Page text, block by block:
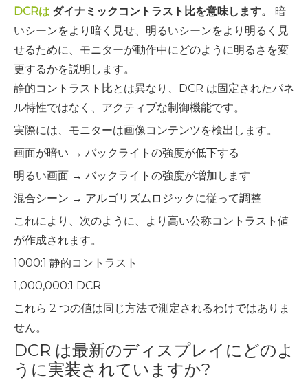
DCRは ダイナミックコントラスト比を意味します。
暗
いシーンをより暗く見せ、明るいシーンをより明るく見
せるために、モニターが動作中にどのように明るさを変
更するかを説明します。
静的コントラスト比とは異なり、DCR は固定されたパネ
ル特性ではなく、アクティブな制御機能です。
実際には、モニターは画像コンテンツを検出します。
画面が暗い → バックライトの強度が低下する
明るい画面 → バックライトの強度が増加します
混合シーン → アルゴリズムロジックに従って調整
これにより、次のように、より高い公称コントラスト値
が作成されます。
1000:1 静的コントラスト
1,000,000:1 DCR
これら 2 つの値は同じ方法で測定されるわけではありま
せん。
DCR は最新のディスプレイにどのよ
うに実装されていますか?